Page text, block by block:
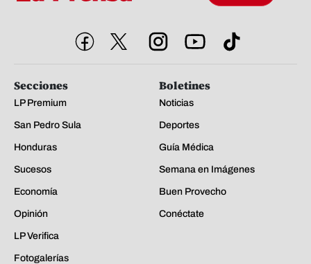
Secciones
LP Premium
San Pedro Sula
Honduras
Sucesos
Economía
Opinión
LP Verifica
Fotogalerías
Boletines
Noticias
Deportes
Guía Médica
Semana en Imágenes
Buen Provecho
Conéctate